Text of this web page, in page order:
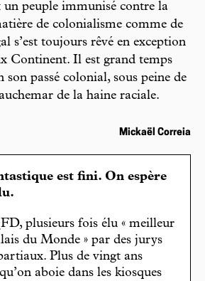
peuple immunisé contre la
de colonialisme comme de
s’est toujours rêvé en exception
Continent. Il est grand temps
son passé colonial, sous peine de
de la haine raciale.
Mickaël Correia
est fini. On espère
plusieurs fois élu « meilleur
du Monde » par des jurys
Plus de vingt ans
aboie dans les kiosques